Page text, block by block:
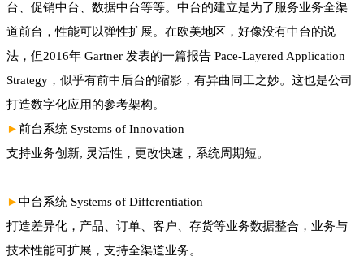
台、促销中台、数据中台等等。中台的建立是为了服务业务全渠
道前台，性能可以弹性扩展。在欧美地区，好像没有中台的说
法，但2016年 Gartner 发表的一篇报告 Pace-Layered Application
Strategy，似乎有前中后台的缩影，有异曲同工之妙。这也是公司
打造数字化应用的参考架构。
►前台系统 Systems of Innovation
支持业务创新, 灵活性，更改快速，系统周期短。
►中台系统 Systems of Differentiation
打造差异化，产品、订单、客户、存货等业务数据整合，业务与
技术性能可扩展，支持全渠道业务。